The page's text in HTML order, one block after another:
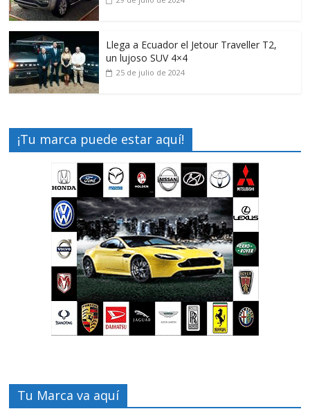
Llega a Ecuador el Jetour Traveller T2,
un lujoso SUV 4×4
25 de julio de 2024
¡Tu marca puede estar aquí!
Tu Marca va aquí